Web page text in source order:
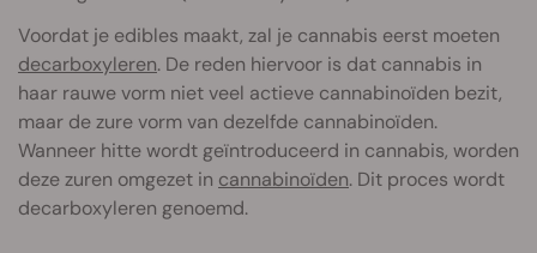
Voordat je edibles maakt, zal je cannabis eerst moeten
decarboxyleren. De reden hiervoor is dat cannabis in
haar rauwe vorm niet veel actieve cannabinoïden bezit,
maar de zure vorm van dezelfde cannabinoïden.
Wanneer hitte wordt geïntroduceerd in cannabis, worden
deze zuren omgezet in cannabinoïden. Dit proces wordt
decarboxyleren genoemd.